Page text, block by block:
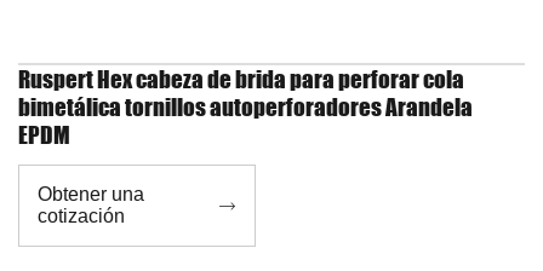
Ruspert Hex cabeza de brida para perforar cola
bimetálica tornillos autoperforadores Arandela
EPDM
Obtener una
cotización
